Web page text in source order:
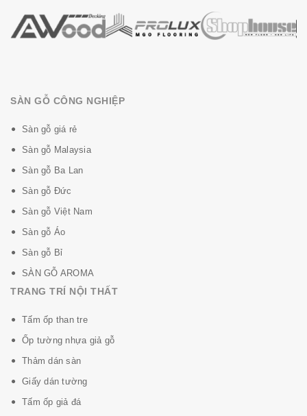
SÀN GỖ CÔNG NGHIỆP
Sàn gỗ giá rẻ
Sàn gỗ Malaysia
Sàn gỗ Ba Lan
Sàn gỗ Đức
Sàn gỗ Việt Nam
Sàn gỗ Áo
Sàn gỗ Bỉ
SÀN GỖ AROMA
TRANG TRÍ NỘI THẤT
Tấm ốp than tre
Ốp tường nhựa giả gỗ
Thảm dán sàn
Giấy dán tường
Tấm ốp giả đá